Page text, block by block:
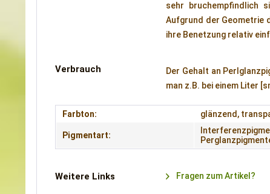
sehr bruchempfindlich
Aufgrund der Geometrie
ihre Benetzung relativ
Verbrauch
Der Gehalt an
man z.B. bei einem Liter
Farbton: glänzend,
Pigmentart:
Weitere Links Fragen zum Artikel?